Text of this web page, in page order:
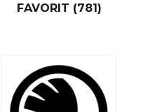
FAVORIT (781)